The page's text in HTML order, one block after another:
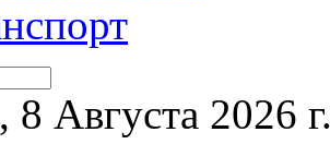
8 Августа 2026